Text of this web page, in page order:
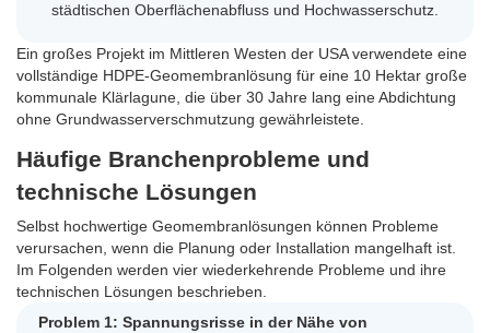
städtischen Oberflächenabfluss und Hochwasserschutz.
Ein großes Projekt im Mittleren Westen der USA verwendete eine
vollständige HDPE-Geomembranlösung für eine 10 Hektar große
kommunale Klärlagune, die über 30 Jahre lang eine Abdichtung
ohne Grundwasserverschmutzung gewährleistete.
Häufige Branchenprobleme und
technische Lösungen
Selbst hochwertige Geomembranlösungen können Probleme
verursachen, wenn die Planung oder Installation mangelhaft ist.
Im Folgenden werden vier wiederkehrende Probleme und ihre
technischen Lösungen beschrieben.
Problem 1: Spannungsrisse in der Nähe von